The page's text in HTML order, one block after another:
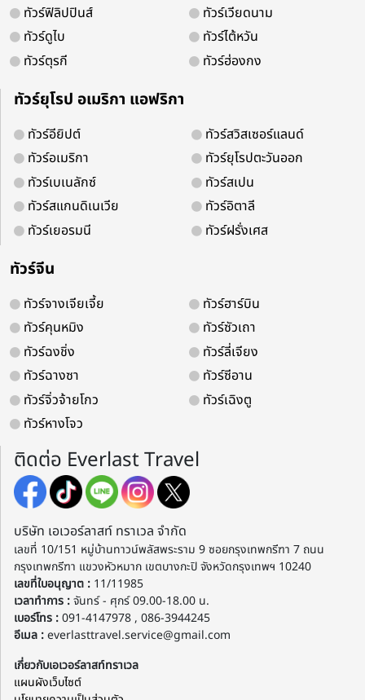
ติดตามเพื่อรับโปรโมชั่น และสิทธิพิเ
ทัวร์ฟิลิปปินส์
ทัวร์ดูไบ
ทัวร์ตุรกี
ทัวร์เวียดนาม
ทัวร์ไต้หวัน
ทัวร์ฮ่องกง
ทัวร์ยุโรป อเมริกา แอฟริกา
ทัวร์อียิปต์
ทัวร์อเมริกา
ทัวร์เบเนลักซ์
ทัวร์สแกนดิเนเวีย
ทัวร์เยอรมนี
ทัวร์สวิสเซอร์แลนด์
ทัวร์ยุโรปตะวันออก
ทัวร์สเปน
ทัวร์อิตาลี
ทัวร์ฝรั่งเศส
ทัวร์จีน
ทัวร์จางเจียเจี้ย
ทัวร์คุนหมิง
ทัวร์ฉงชิ่ง
ทัวร์ฉางซา
ทัวร์จิ่วจ้ายโกว
ทัวร์หางโจว
ทัวร์ฮาร์บิน
ทัวร์ซัวเถา
ทัวร์ลี่เจียง
ทัวร์ซีอาน
ทัวร์เฉิงตู
ติดต่อ Everlast Travel
บริษัท เอเวอร์ลาสท์ ทราเวล จำกัด
เลขที่ 10/151 หมู่บ้านทาวน์พลัสพระราม 9 ซอยกรุงเทพกรีฑา 7 ถนน
กรุงเทพกรีฑา แขวงหัวหมาก เขตบางกะปิ จังหวัดกรุงเทพฯ 10240
เลขที่ใบอนุญาต : 11/11985
เวลาทำการ :จันทร์ - ศุกร์ 09.00-18.00 น.
เบอร์โทร :091-4147978 , 086-3944245
อีเมล :everlasttravel.service@gmail.com
เกี่ยวกับเอเวอร์ลาสท์ทราเวล
แผนผังเว็บไซต์